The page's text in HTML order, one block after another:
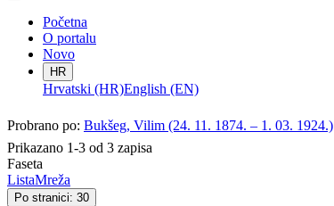
Početna
O portalu
Novo
HR
Hrvatski (HR)English (EN)
Probrano po: Bukšeg, Vilim (24. 11. 1874. – 1. 03. 1924.)
Prikazano 1-3 od 3 zapisa
Faseta
ListaMreža
Po stranici: 30